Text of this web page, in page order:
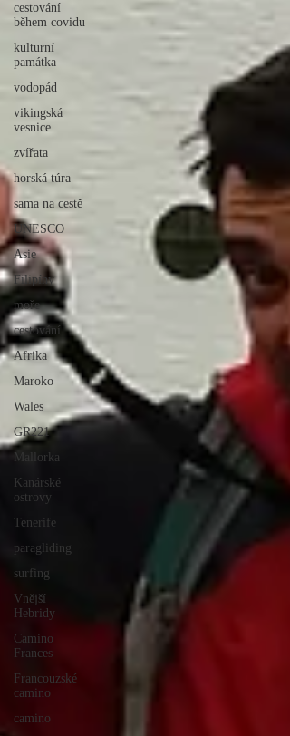
cestování
během covidu
kulturní
památka
vodopád
vikingská
vesnice
zvířata
horská túra
sama na cestě
UNESCO
Asie
Filipíny
moře
cestování
Afrika
Maroko
Wales
GR221
Mallorka
Kanárské
ostrovy
Tenerife
paragliding
surfing
Vnější
Hebridy
Camino
Frances
Francouzské
camino
camino